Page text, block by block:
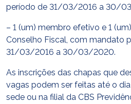
período de 31/03/2016 a 30/
– 1 (um) membro efetivo e 1
Conselho Fiscal, com mandato
31/03/2016 a 30/03/2020.
As inscrições das chapas que
vagas podem ser feitas até o
sede ou na filial da CBS